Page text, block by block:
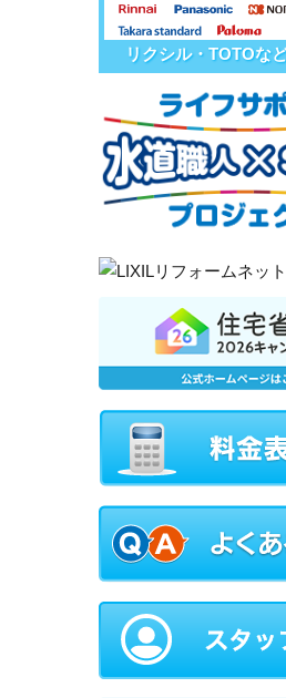
リクシル・TOTOな